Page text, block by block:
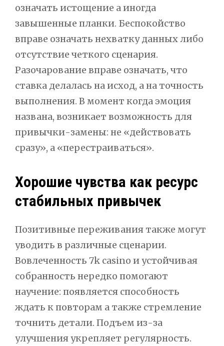
означать истощение а иногда
завышенные планки. Беспокойство
вправе означать нехватку данных либо
отсутствие четкого сценария.
Разочарование вправе означать, что
ставка делалась на исход, а на точность
выполнения. В момент когда эмоция
названа, возникает возможность для
привычки-замены: не «действовать
сразу», а «перестраиваться».
Хорошие чувства как ресурс
стабильных привычек
Позитивные переживания также могут
уводить в различные сценарии.
Вовлеченность 7k casino и устойчивая
собранность нередко помогают
научение: появляется способность
ждать к повторам а также стремление
точнить детали. Подъем из-за
улучшения укрепляет регулярность.